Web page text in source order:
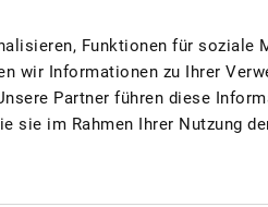
Funktionen für soziale
wir Informationen zu Ihrer
Partner führen diese
sie im Rahmen Ihrer Nutzung
und fördern das Image von